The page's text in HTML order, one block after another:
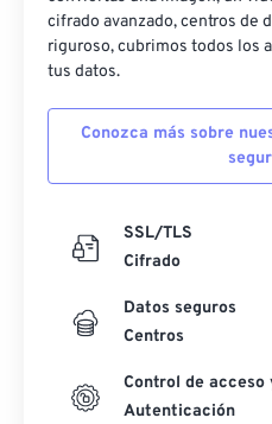
cifrado avanzado, centros de
riguroso, cubrimos todos los
tus datos.
Conozca más sobre
SSL/TLS
Cifrado
Datos seguros
Centros
Control de acceso
Autenticación